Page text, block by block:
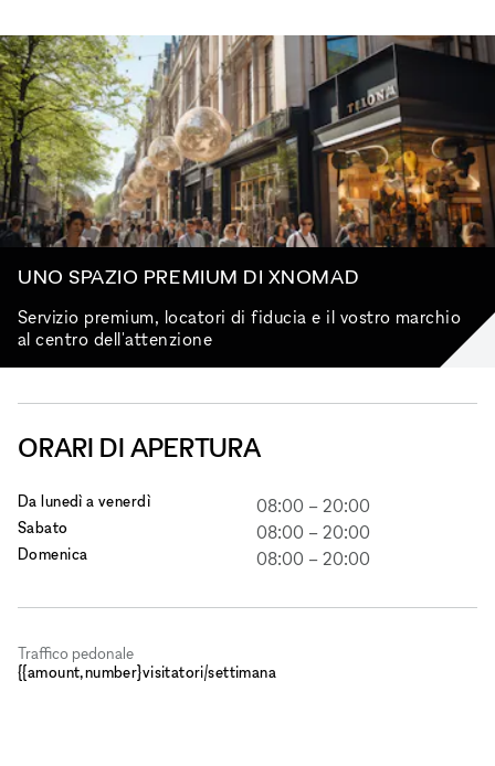
UNO SPAZIO PREMIUM DI XNOMAD
Servizio premium, locatori di fiducia e il vostro marchio
al centro dell'attenzione
ORARI DI APERTURA
Da lunedì a venerdì 08:00 – 20:00
Sabato 08:00 – 20:00
Domenica 08:00 – 20:00
Traffico pedonale
{{amount,number}visitatori/settimana